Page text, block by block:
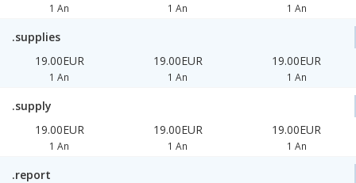
1 An 1 An 1 An
.supplies
19.00EUR
1 An
19.00EUR
1 An
19.00EUR
1 An
.supply
19.00EUR
1 An
19.00EUR
1 An
19.00EUR
1 An
.report